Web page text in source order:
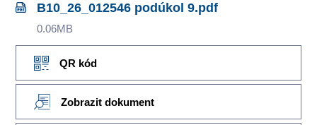
B10_26_012546 podúkol 9.pdf
0.06MB
QR kód
Zobrazit dokument